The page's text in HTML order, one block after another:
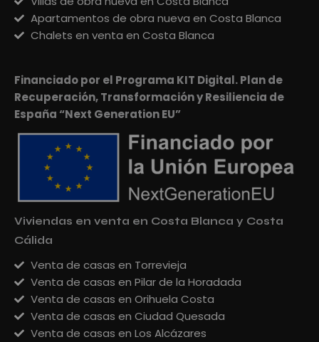
Apartamentos de obra nueva en Costa Blanca
Chalets en venta en Costa Blanca
Financiado por el Programa KIT Digital. Plan de
Recuperación, Transformación y Resiliencia de
España “Next Generation EU”
Viviendas en venta en Costa Blanca y Costa
Cálida
Venta de casas en Torrevieja
Venta de casas en Pilar de la Horadada
Venta de casas en Orihuela Costa
Venta de casas en Ciudad Quesada
Venta de casas en Los Alcázares